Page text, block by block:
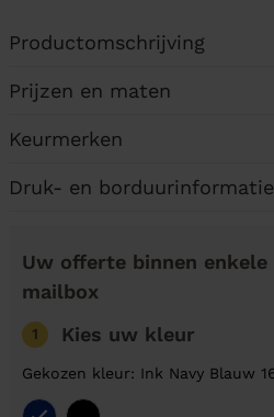
Productomschrijving
Prijzen en maten
Keurmerken
Druk- en borduurinformatie
Uw offerte binnen
mailbox
1 Kies uw kleur
Gekozen kleur: Ink Navy Blauw